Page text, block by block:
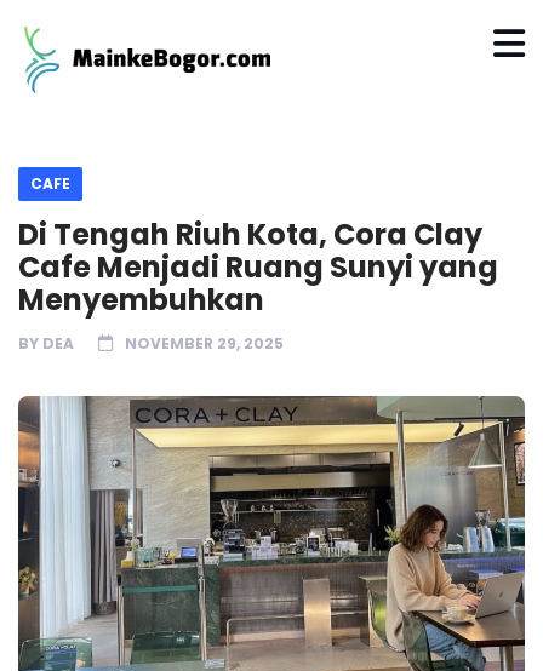
CAFE
Di Tengah Riuh Kota, Cora Clay
Cafe Menjadi Ruang Sunyi yang
Menyembuhkan
BY DEA NOVEMBER 29, 2025